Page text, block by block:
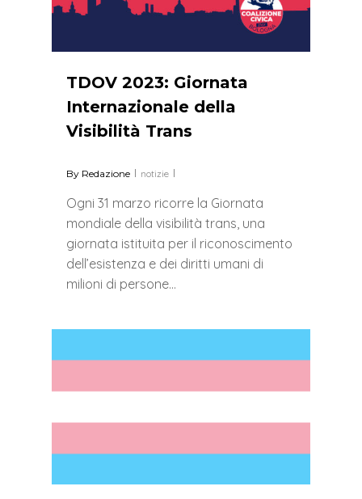
TDOV 2023: Giornata
Internazionale della
Visibilità Trans
By Redazione notizie
Ogni 31 marzo ricorre la Giornata
mondiale della visibilità trans, una
giornata istituita per il riconoscimento
dell’esistenza e dei diritti umani di
milioni di persone…